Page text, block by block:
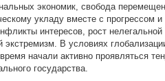
экономик, свобода
укладу вместе с прогрессом
интересов, рост
экстремизм. В условиях
начали активно проявляться
государства.